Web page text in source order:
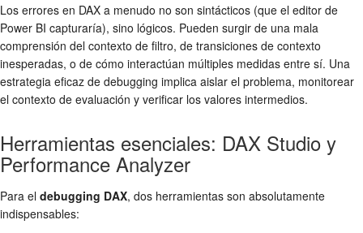
Los errores en DAX a menudo no son sintácticos (que el editor de
Power BI capturaría), sino lógicos. Pueden surgir de una mala
comprensión del contexto de filtro, de transiciones de contexto
inesperadas, o de cómo interactúan múltiples medidas entre sí. Una
estrategia eficaz de debugging implica aislar el problema, monitorear
el contexto de evaluación y verificar los valores intermedios.
Herramientas esenciales: DAX Studio y
Performance Analyzer
Para el debugging DAX, dos herramientas son absolutamente
indispensables: